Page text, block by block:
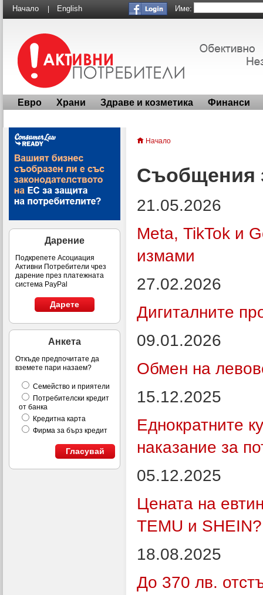
Начало English Име:
Евро Храни Здраве и козметика Финанси
Дарение
Подкрепете Асоциация
Активни Потребители чрез
дарение през платежната
система PayPal
Дарете
Анкета
Откъде предпочитате да
вземете пари назаем?
Семейство и приятели
Потребителски кредит
от банка
Кредитна карта
Фирма за бърз кредит
Гласувай
Начало
Съобщения
21.05.2026
Meta, TikTok и
измами
27.02.2026
Дигиталните
09.01.2026
Обмен на
15.12.2025
Еднократните
наказание за
05.12.2025
Цената на
TEMU и SHEIN?
18.08.2025
До 370 лв.